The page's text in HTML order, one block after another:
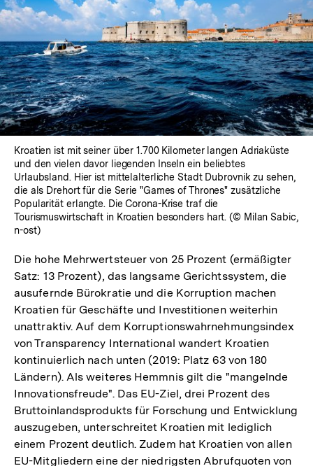
Kroatien ist mit seiner über 1.700 Kilometer langen Adriaküste
und den vielen davor liegenden Inseln ein beliebtes
Urlaubsland. Hier ist mittelalterliche Stadt Dubrovnik zu sehen,
die als Drehort für die Serie "Games of Thrones" zusätzliche
Popularität erlangte. Die Corona-Krise traf die
Tourismuswirtschaft in Kroatien besonders hart. (© Milan Sabic,
n-ost)
Die hohe Mehrwertsteuer von 25 Prozent (ermäßigter
Satz: 13 Prozent), das langsame Gerichtssystem, die
ausufernde Bürokratie und die Korruption machen
Kroatien für Geschäfte und Investitionen weiterhin
unattraktiv. Auf dem Korruptionswahrnehmungsindex
von Transparency International wandert Kroatien
kontinuierlich nach unten (2019: Platz 63 von 180
Ländern). Als weiteres Hemmnis gilt die "mangelnde
Innovationsfreude". Das EU-Ziel, drei Prozent des
Bruttoinlandsprodukts für Forschung und Entwicklung
auszugeben, unterschreitet Kroatien mit lediglich
einem Prozent deutlich. Zudem hat Kroatien von allen
EU-Mitgliedern eine der niedrigsten Abrufquoten von